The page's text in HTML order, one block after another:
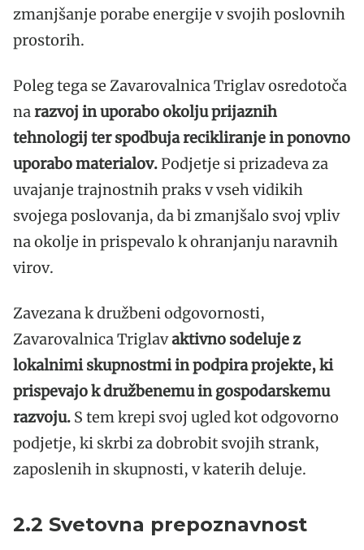
zmanjšanje porabe energije v svojih poslovnih
prostorih.
Poleg tega se Zavarovalnica Triglav osredotoča
na razvoj in uporabo okolju prijaznih
tehnologij ter spodbuja recikliranje in ponovno
uporabo materialov. Podjetje si prizadeva za
uvajanje trajnostnih praks v vseh vidikih
svojega poslovanja, da bi zmanjšalo svoj vpliv
na okolje in prispevalo k ohranjanju naravnih
virov.
Zavezana k družbeni odgovornosti,
Zavarovalnica Triglavaktivno sodeluje z
lokalnimi skupnostmi in podpira projekte, ki
prispevajo k družbenemu in gospodarskemu
razvoju. S tem krepi svoj ugled kot odgovorno
podjetje, ki skrbi za dobrobit svojih strank,
zaposlenih in skupnosti, v katerih deluje.
2.2 Svetovna prepoznavnost